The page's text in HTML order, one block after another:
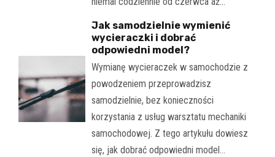
Jak samodzielnie wymienić
wycieraczki i dobrać
odpowiedni model?
Wymianę wycieraczek w samochodzie z
powodzeniem przeprowadzisz
samodzielnie, bez konieczności
korzystania z usług warsztatu mechaniki
samochodowej. Z tego artykułu dowiesz
się, jak dobrać odpowiedni model…